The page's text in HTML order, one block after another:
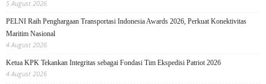
5 August 2026
PELNI Raih Penghargaan Transportasi Indonesia Awards 2026, Perkuat Konektivitas
Maritim Nasional
4 August 2026
Ketua KPK Tekankan Integritas sebagai Fondasi Tim Ekspedisi Patriot 2026
4 August 2026